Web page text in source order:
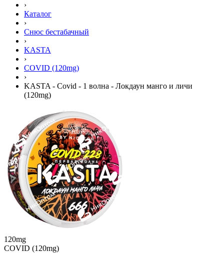
›
Каталог
›
Снюс бестабачный
›
KASTA
›
COVID (120mg)
›
KASTA - Covid - 1 волна - Локдаун манго и личи
(120mg)
120mg
COVID (120mg)